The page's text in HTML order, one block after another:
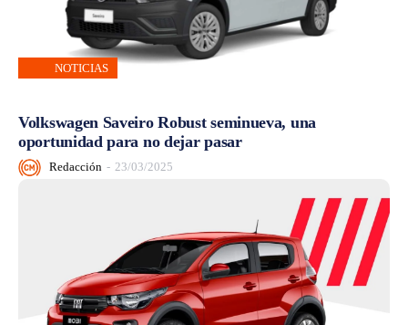
NOTICIAS
Volkswagen Saveiro Robust seminueva, una
oportunidad para no dejar pasar
Redacción - 23/03/2025